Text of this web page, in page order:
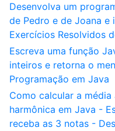
Desenvolva um
de Pedro e de Joana
Exercícios Resolvidos
Escreva uma função
inteiros e retorna o
Programação em Java
Como calcular a
harmônica em Java -
receba as 3 notas -